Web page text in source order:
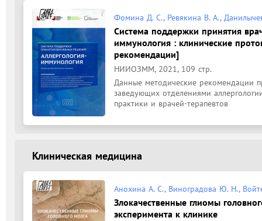
Фомина Д. С., Ревякина В. А.,
Система поддержки принятия
иммунология : клинические
рекомендации]
НИИОЗММ, 2021, 109 стр.
Данные методические рекомендации
заведующих отделениями
практики и врачей-терапевтов
Клиническая медицина
Анохина А. С., Виноградова Ю. Н.,
Злокачественные глиомы
эксперимента к клинике